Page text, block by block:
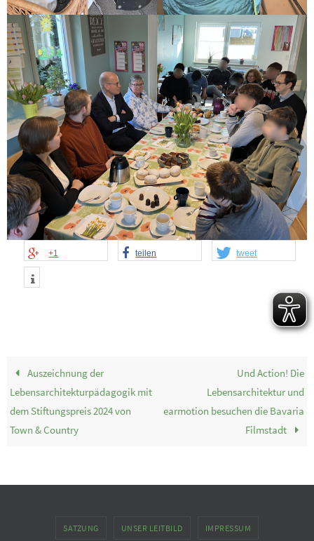
+1 teilen tweet
Auszeichnung der
Lebensarchitekturpädagogik mit
dem Stiftungspreis 2024 von
Town & Country
Und Action! Die
Lebensarchitektur und
earmotion besuchen die Bavaria
Filmstadt
SATZUNG UNSER LEITBILD IMPRESSUM